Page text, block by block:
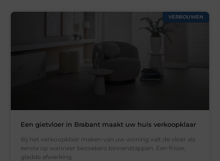
VERBOUWEN
Een gietvloer in Brabant maakt uw huis verkoopklaar
Bij het verkoopklaar maken van uw woning valt de vloer als
eerste op wanneer bezoekers binnenstappen. Een frisse,
gladde afwerking